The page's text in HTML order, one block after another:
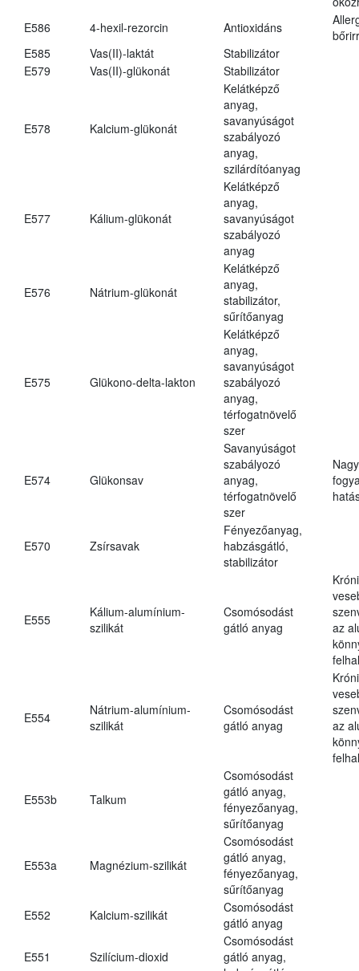
E586
4-hexil-rezorcin Antioxidáns
E585
Vas(II)-laktát
Stabilizátor
E579
Vas(II)-glükonát Stabilizátor
E578 Kalcium-glükonát
Kelátképző
anyag,
savanyúságot
szabályozó
anyag,
szilárdítóanyag
E577 Kálium-glükonát
Kelátképző
anyag,
savanyúságot
szabályozó
anyag
E576 Nátrium-glükonát
Kelátképző
anyag,
stabilizátor,
sűrítőanyag
E575 Glükono-delta-lakton
Kelátképző
anyag,
savanyúságot
szabályozó
anyag,
térfogatnövelő
szer
E574 Glükonsav
Savanyúságot
szabályozó
anyag,
térfogatnövelő
szer
E570 Zsírsavak
Fényezőanyag,
habzásgátló,
stabilizátor
E555
Kálium-alumínium-
szilikát
Csomósodást
gátló anyag
az
E554
Nátrium-alumínium-
szilikát
Csomósodást
gátló anyag
az
E553b Talkum
Csomósodást
gátló anyag,
fényezőanyag,
sűrítőanyag
E553a Magnézium-szilikát
Csomósodást
gátló anyag,
fényezőanyag,
sűrítőanyag
E552
Kalcium-szilikát
Csomósodást
gátló anyag
E551 Szilícium-dioxid
Csomósodást
gátló anyag,